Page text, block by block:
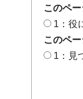
このペ
1：役
このペ
1：見